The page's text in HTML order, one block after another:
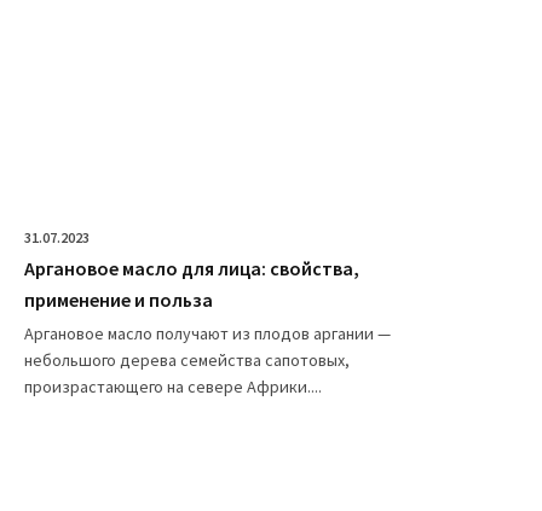
31.07.2023
Аргановое масло для лица: свойства,
применение и польза
Аргановое масло получают из плодов аргании —
небольшого дерева семейства сапотовых,
произрастающего на севере Африки....